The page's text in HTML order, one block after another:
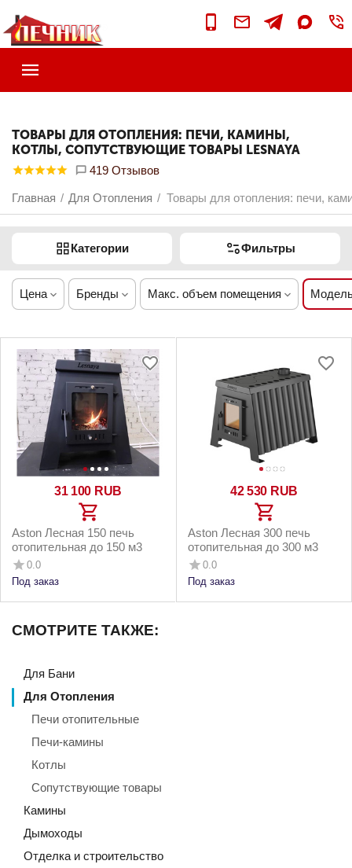
ТОВАРЫ ДЛЯ ОТОПЛЕНИЯ: ПЕЧИ, КАМИНЫ,
КОТЛЫ, СОПУТСТВУЮЩИЕ ТОВАРЫ LESNAYA
419 Отзывов
Главная / Для Отопления / Товары для отопления: печи,
Категории Фильтры
Цена Бренды Макс. объем помещения
31 100 RUB
Aston Лесная 150 печь
отопительная до 150 м3
0.0
Под заказ
42 530 RUB
Aston Лесная 300 печь
отопительная до 300 м3
0.0
Под заказ
СМОТРИТЕ ТАКЖЕ:
Для Бани
Для Отопления
Печи отопительные
Печи-камины
Котлы
Сопутствующие товары
Камины
Дымоходы
Отделка и строительство